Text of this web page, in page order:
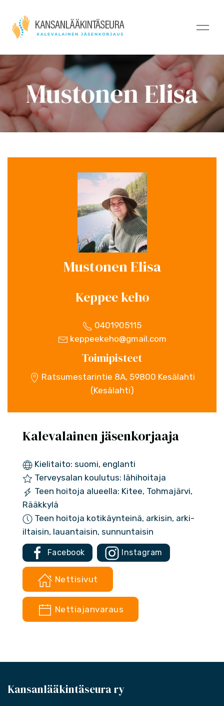
Mustonen Elisa
Mustonen Elisa
Keppee keho
0401905115
keppeekeho@gmail.com
Toimipisteet
Ratsumestarintie 8A, 59800 Kesälahti
(Kesälahti)
Kalevalainen jäsenkorjaaja
Kielitaito: suomi, englanti
Terveysalan koulutus: lähihoitaja
Teen hoitoja alueella: Kitee, Tohmajärvi,
Rääkkylä
Teen hoitoja kotikäynteinä, arkisin, arki-
iltaisin, lauantaisin, sunnuntaisin
Facebook Instagram
Nettisivut
Nettiajanvaraus
Kansanlääkintäseura ry